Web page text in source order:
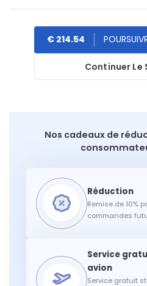
Continuer Le
€ 214.54
Nos cadeaux de
Remise de 10%
commandes
Service gratuit